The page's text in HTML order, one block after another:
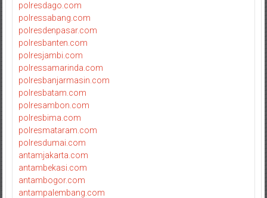
polresdago.com
polressabang.com
polresdenpasar.com
polresbanten.com
polresjambi.com
polressamarinda.com
polresbanjarmasin.com
polresbatam.com
polresambon.com
polresbima.com
polresmataram.com
polresdumai.com
antamjakarta.com
antambekasi.com
antambogor.com
antampalembang.com